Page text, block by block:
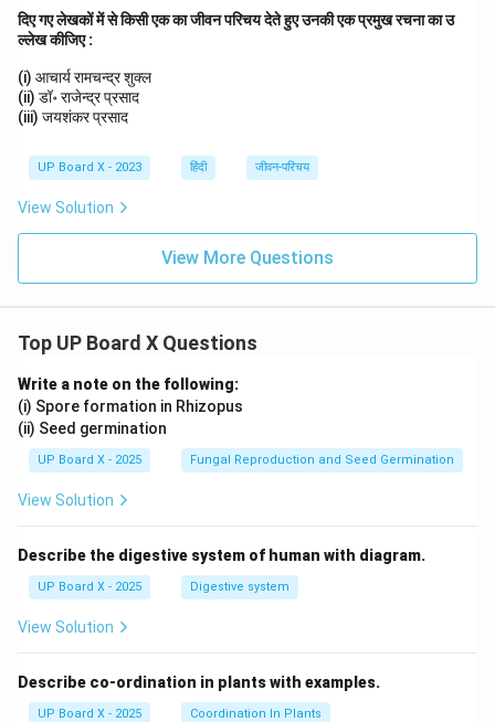
दिए गए लेखकों में से किसी एक का जीवन परिचय देते हुए उनकी एक प्रमुख रचना का उ
ल्लेख कीजिए :
(i) आचार्य रामचन्द्र शुक्ल
(ii) डॉ॰ राजेन्द्र प्रसाद
(iii) जयशंकर प्रसाद
UP Board X - 2023 हिंदी जीवन-परिचय
View Solution
View More Questions
Top UP Board X Questions
Write a note on the following:
(i) Spore formation in Rhizopus
(ii) Seed germination
UP Board X - 2025 Fungal Reproduction and Seed Germination
View Solution
Describe the digestive system of human with diagram.
UP Board X - 2025 Digestive system
View Solution
Describe co-ordination in plants with examples.
UP Board X - 2025 Coordination In Plants